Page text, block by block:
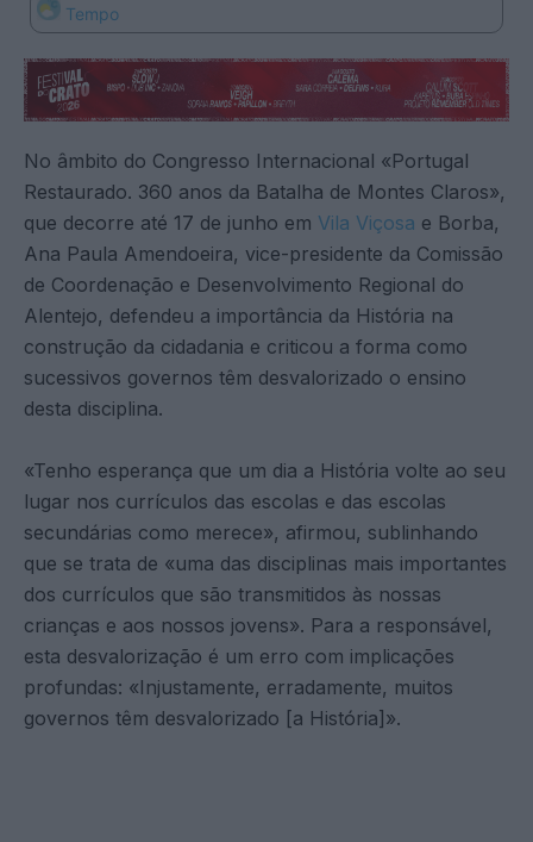
Tempo
No âmbito do Congresso Internacional «Portugal
Restaurado. 360 anos da Batalha de Montes Claros»,
que decorre até 17 de junho em Vila Viçosa e Borba,
Ana Paula Amendoeira, vice-presidente da Comissão
de Coordenação e Desenvolvimento Regional do
Alentejo, defendeu a importância da História na
construção da cidadania e criticou a forma como
sucessivos governos têm desvalorizado o ensino
desta disciplina.
«Tenho esperança que um dia a História volte ao seu
lugar nos currículos das escolas e das escolas
secundárias como merece», afirmou, sublinhando
que se trata de «uma das disciplinas mais importantes
dos currículos que são transmitidos às nossas
crianças e aos nossos jovens». Para a responsável,
esta desvalorização é um erro com implicações
profundas: «Injustamente, erradamente, muitos
governos têm desvalorizado [a História]».